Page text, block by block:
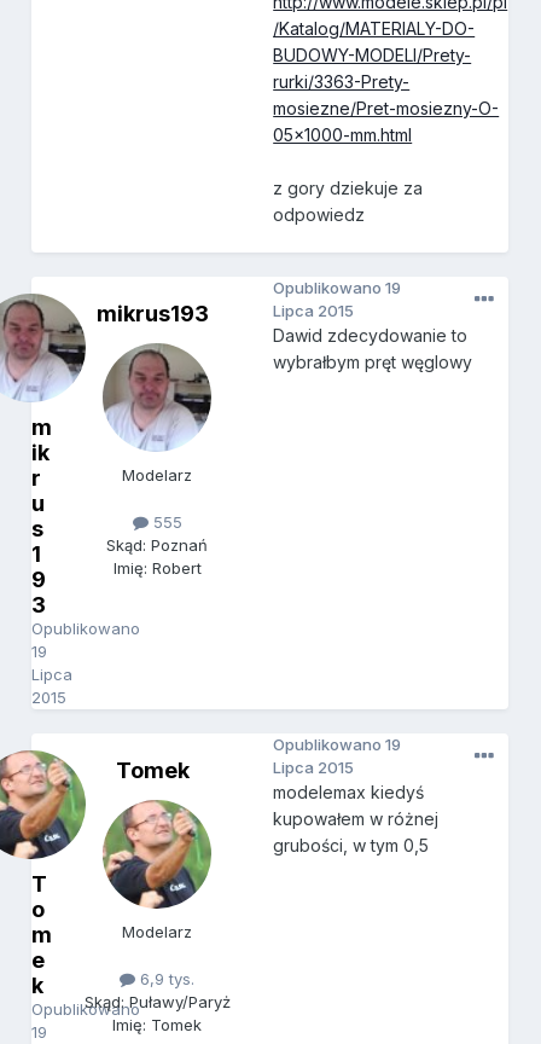
/Katalog/MATERIALY-DO-
BUDOWY-MODELI/Prety-
rurki/3363-Prety-
mosiezne/Pret-mosiezny-O-
05x1000-mm.html
z gory dziekuje za
odpowiedz
m
ik
r
u
s
1
9
3
Opublikowano
19
Lipca
2015
mikrus193
Modelarz
555
Skąd: Poznań
Imię: Robert
Opublikowano19
Lipca 2015
Dawid zdecydowanie to
wybrałbym pręt węglowy
T
o
m
e
k
Opublikowano
19
Tomek
Modelarz
6,9 tys.
Skąd: Puławy/Paryż
Imię: Tomek
Opublikowano19
Lipca 2015
modelemax kiedyś
kupowałem w różnej
grubości, w tym 0,5